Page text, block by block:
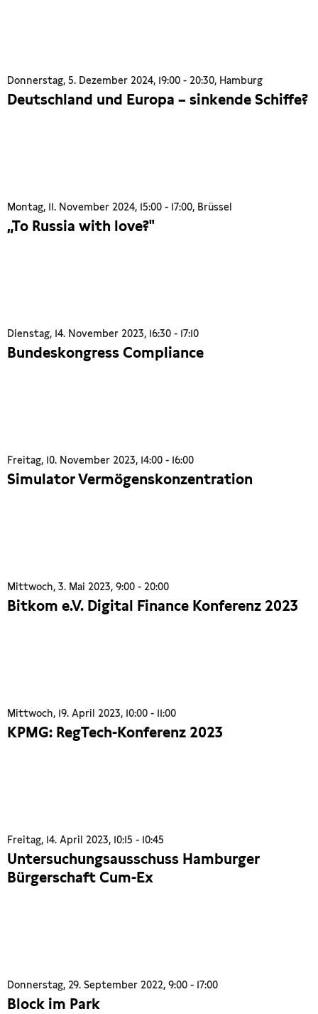
Donnerstag, 5. Dezember 2024, 19:00 - 20:30, Hamburg
Deutschland und Europa – sinkende Schiffe?
Montag, 11. November 2024, 15:00 - 17:00, Brüssel
„To Russia with love?"
Dienstag, 14. November 2023, 16:30 - 17:10
Bundeskongress Compliance
Freitag, 10. November 2023, 14:00 - 16:00
Simulator Vermögenskonzentration
Mittwoch, 3. Mai 2023, 9:00 - 20:00
Bitkom e.V. Digital Finance Konferenz 2023
Mittwoch, 19. April 2023, 10:00 - 11:00
KPMG: RegTech-Konferenz 2023
Freitag, 14. April 2023, 10:15 - 10:45
Untersuchungsausschuss Hamburger
Bürgerschaft Cum-Ex
Donnerstag, 29. September 2022, 9:00 - 17:00
Block im Park